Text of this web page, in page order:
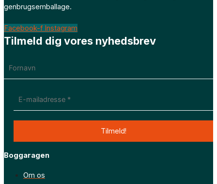
genbrugsemballage.
Facebook-f Instagram
Tilmeld dig vores nyhedsbrev
Boggaragen
Om os